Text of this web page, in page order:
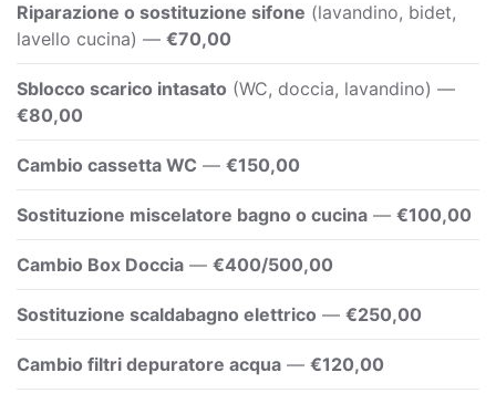
Riparazione o sostituzione sifone (lavandino, bidet,
lavello cucina) — €70,00
Sblocco scarico intasato (WC, doccia, lavandino) —
€80,00
Cambio cassetta WC — €150,00
Sostituzione miscelatore bagno o cucina — €100,00
Cambio Box Doccia — €400/500,00
Sostituzione scaldabagno elettrico — €250,00
Cambio filtri depuratore acqua — €120,00